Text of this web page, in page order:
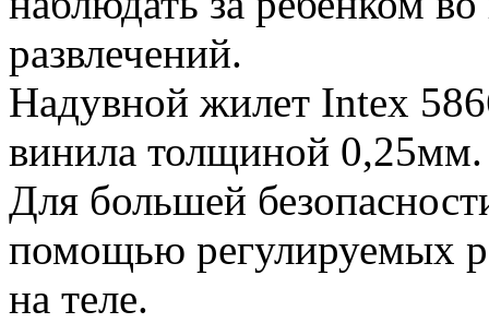
развлечений.
Надувной жилет Intex
винила толщиной 0,25мм.
Для большей
помощью регулируемых
на теле.